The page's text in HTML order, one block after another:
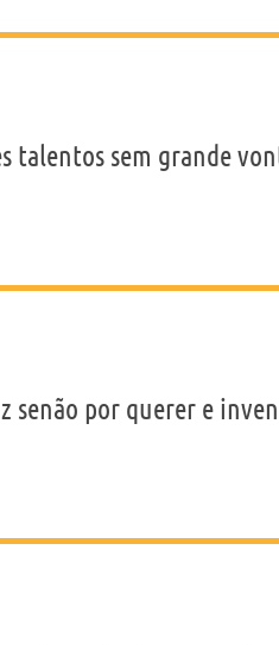
talentos sem grande
senão por querer e